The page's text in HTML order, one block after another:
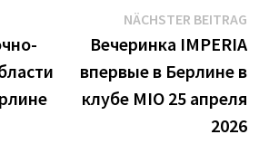
NÄCHSTER BEITRAG
Вечеринка IMPERIA
впервые в Берлине в
клубе MIO 25 апреля
2026